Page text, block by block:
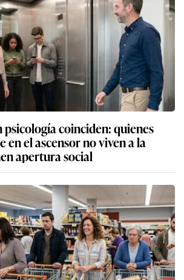
psicología coinciden: quienes
en el ascensor no viven a la
apertura social